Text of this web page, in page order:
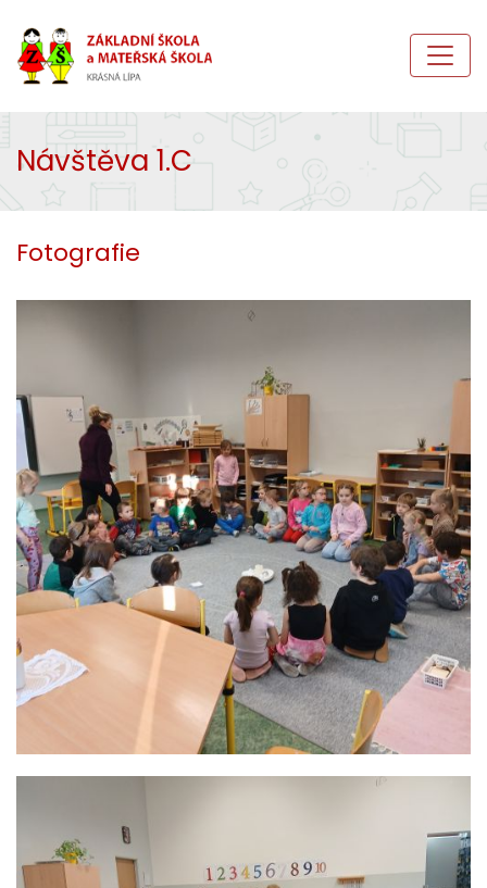
Návštěva 1.C
Fotografie